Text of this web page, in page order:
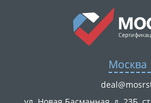
Москва